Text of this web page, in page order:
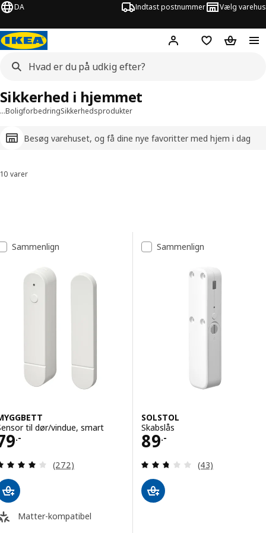
DA Indtast postnummer Vælg varehus
Hej! Log ind her
Huskeliste
Kurv
…BoligforbedringSikkerhedsprodukter
Besøg varehuset, og få dine nye favoritter med hjem i dag
Sikkerhed i hjemmet
Sorter og filtrer
10 varer
Resultatliste
Sammenlign
til dør/vindue, smart
.- 79.-
Anmeld: 4 ud af 5 Stjerner. Anmeldelser i alt:
(272)
Matter-kompatibel
Sammenlign
SOLSTOL
Skabslås
89.-
Pris 89.-
Anmeld: 2.7 ud
(43)